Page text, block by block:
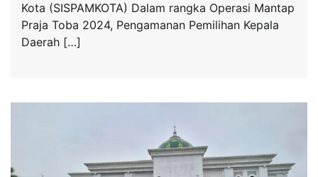
Kota (SISPAMKOTA) Dalam rangka Operasi Mantap
Praja Toba 2024, Pengamanan Pemilihan Kepala
Daerah […]